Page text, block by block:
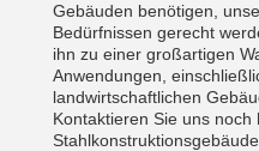
Gebäuden benötigen,
Bedürfnissen gerecht
ihn zu einer großartigen
Anwendungen,
landwirtschaftlichen
Kontaktieren Sie uns